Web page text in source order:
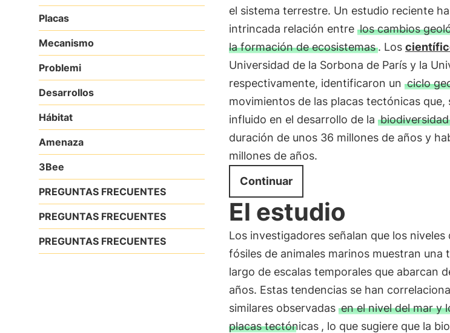
Placas
Mecanismo
Problemi
Desarrollos
Hábitat
Amenaza
3Bee
PREGUNTAS FRECUENTES
PREGUNTAS FRECUENTES
PREGUNTAS FRECUENTES
el sistema terrestre. Un estudio reciente
intrincada relación entre los cambios
la formación de ecosistemas. Los
Universidad de la Sorbona de París y la
respectivamente, identificaron un ciclo
movimientos de las placas tectónicas que,
influido en el desarrollo de la
duración de unos 36 millones de años y
millones de años.
Continuar
El estudio
Los investigadores señalan que los
fósiles de animales marinos muestran una
largo de escalas temporales que abarcan
años. Estas tendencias se han
similares observadas en el nivel del mar y
placas tectónicas , lo que sugiere que la